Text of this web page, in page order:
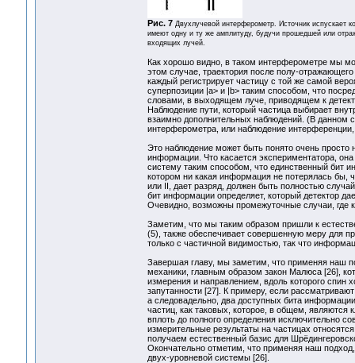
Рис. 7 Двухлучевой интерферометр. Источник испускает
имеют одну и ту же амплитуду, будучи прошедшей или
входящих лучей.
Как хорошо видно, в таком интерферометре мы
этом случае, траектория после полу-
каждый регистрирует частицу с той же самой
суперпозиции |a> и |b> таким способом, что
словами, в выходящем луче, приводящем к
Наблюдение пути, который частица выбирает
взаимно дополнительных наблюдений. (В данном
интерферометра, или наблюдение
Это наблюдение может быть понято очень
информации. Что касается экспериментатора,
систему таким способом, что единственный бит
котором ни какая информация не потерялась бы,
или II, дает разряд, должен быть полностью
бит информации определяет, который детектор
Очевидно, возможны промежуточные случаи, где
Заметим, что мы таким образом пришли к
(5), также обеспечивает совершенную меру для
только с частичной видимостью, так что
Завершая главу, мы заметим, что применяя наш
механики, главным образом закон Малюса [26],
измерения и направлением, вдоль которого
запутанности [27]. К примеру, если
а следовадельно, два доступных бита
частиц, как таковых, которое, в общем, являются
вплоть до полного определения исключительно
измерительные результаты на частицах
получаем естественный базис для
Окончательно отметим, что применяя наш
двух-уровневой системы [26].